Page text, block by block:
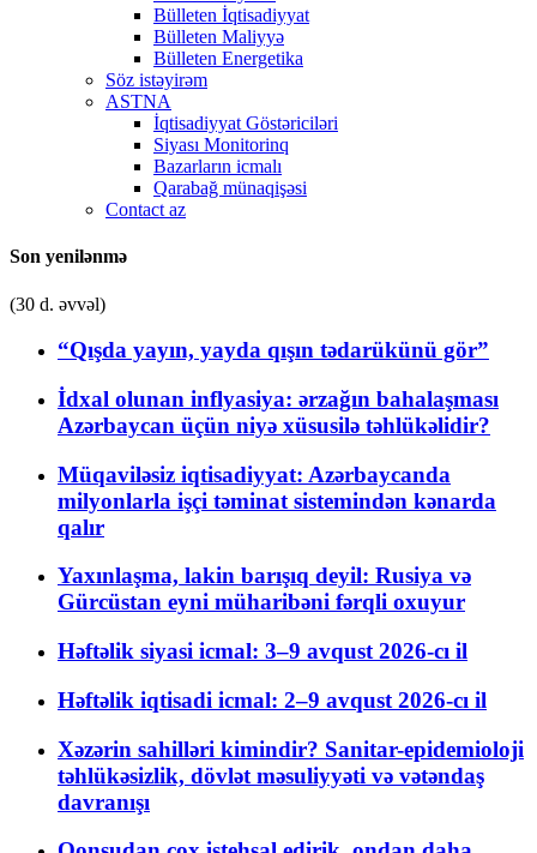
Bülleten İqtisadiyyat
Bülleten Maliyyə
Bülleten Energetika
Söz istəyirəm
ASTNA
İqtisadiyyat Göstəriciləri
Siyası Monitorinq
Bazarların icmalı
Qarabağ münaqişəsi
Contact az
Son yenilənmə
(30 d. əvvəl)
“Qışda yayın, yayda qışın tədarükünü gör”
İdxal olunan inflyasiya: ərzağın bahalaşması
Azərbaycan üçün niyə xüsusilə təhlükəlidir?
Müqaviləsiz iqtisadiyyat: Azərbaycanda
milyonlarla işçi təminat sistemindən kənarda
qalır
Yaxınlaşma, lakin barışıq deyil: Rusiya və
Gürcüstan eyni müharibəni fərqli oxuyur
Həftəlik siyasi icmal: 3–9 avqust 2026-cı il
Həftəlik iqtisadi icmal: 2–9 avqust 2026-cı il
Xəzərin sahilləri kimindir? Sanitar-epidemioloji
təhlükəsizlik, dövlət məsuliyyəti və vətəndaş
davranışı